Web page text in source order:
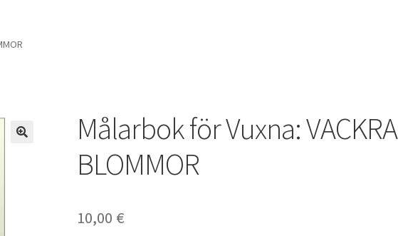
Målarbok för Vuxna: VACKRA
BLOMMOR
10,00 €